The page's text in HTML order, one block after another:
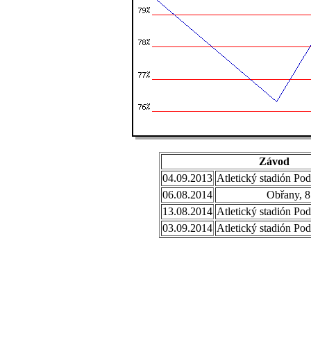
Závod
04.09.2013 Atletický stadión
06.08.2014
Obřany,
13.08.2014 Atletický stadión
03.09.2014 Atletický stadión